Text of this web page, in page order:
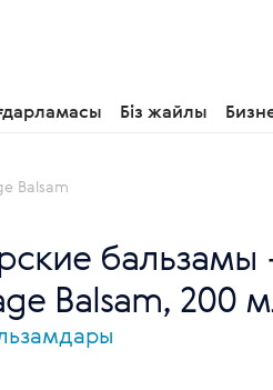
Біз жайлы
Balsam
бальзамы
Balsam, 200